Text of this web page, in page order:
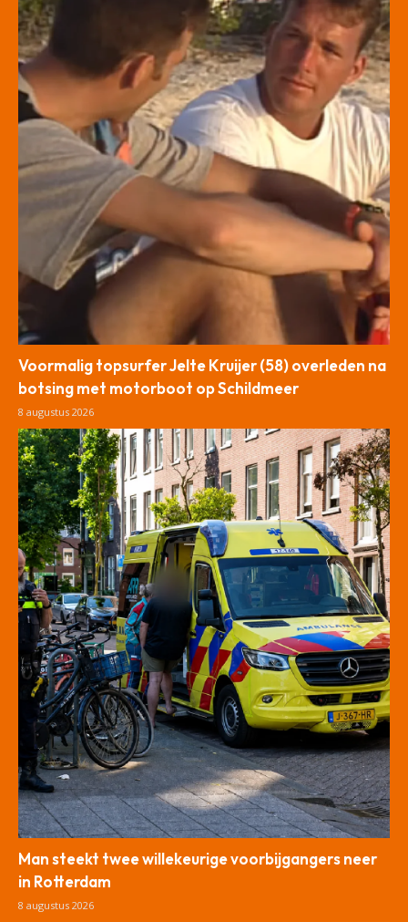
Voormalig topsurfer Jelte Kruijer (58) overleden na
botsing met motorboot op Schildmeer
8 augustus 2026
Man steekt twee willekeurige voorbijgangers neer
in Rotterdam
8 augustus 2026